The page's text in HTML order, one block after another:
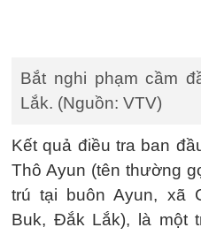
Bắt nghi phạm cầm
Lắk. (Nguồn: VTV)
Kết quả điều tra ban
Thô Ayun (tên thường
trú tại buôn Ayun, xã
Buk, Đắk Lắk), là một